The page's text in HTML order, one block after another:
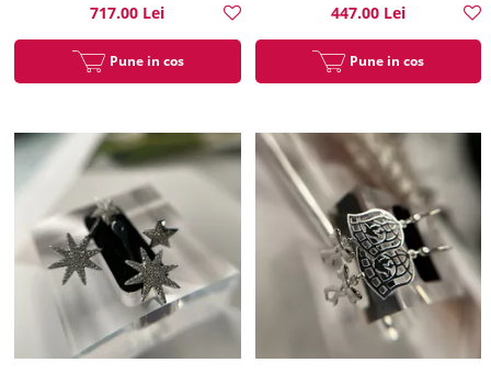
717.00 Lei
Pune in cos
447.00 Lei
Pune in cos